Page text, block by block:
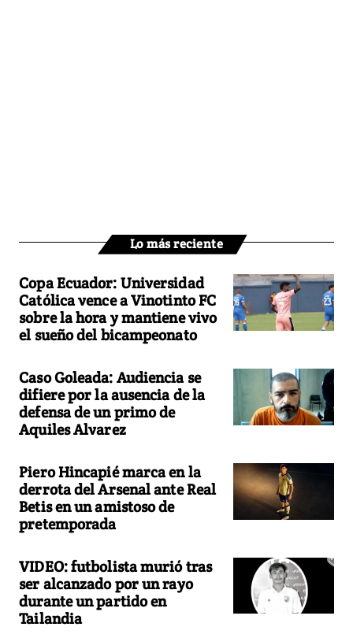
Lo más reciente
Copa Ecuador: Universidad
Católica vence a Vinotinto FC
sobre la hora y mantiene vivo
el sueño del bicampeonato
Caso Goleada: Audiencia se
difiere por la ausencia de la
defensa de un primo de
Aquiles Alvarez
Piero Hincapié marca en la
derrota del Arsenal ante Real
Betis en un amistoso de
pretemporada
VIDEO: futbolista murió tras
ser alcanzado por un rayo
durante un partido en
Tailandia